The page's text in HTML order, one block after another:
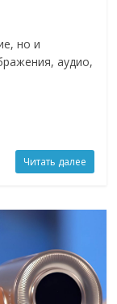
но и
аудио,
Читать далее